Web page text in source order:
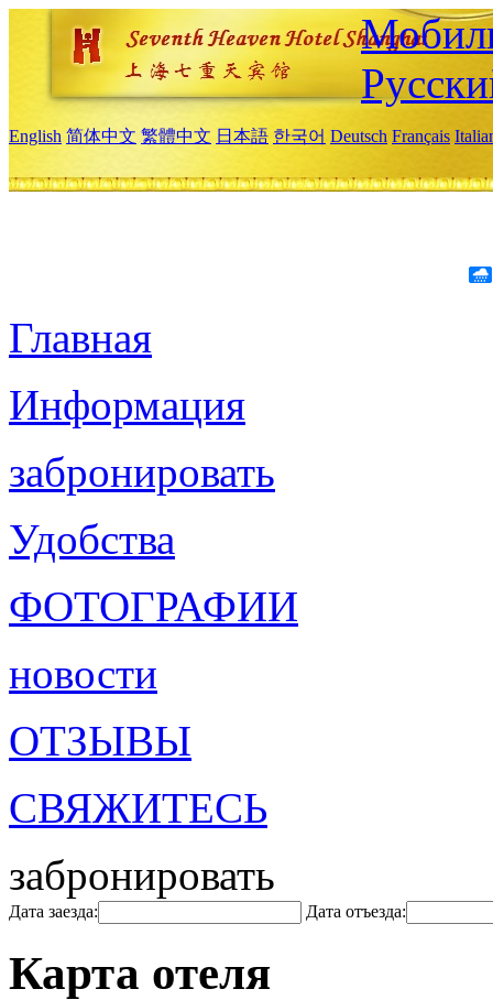
English 简体中文 繁體中文 日本語 한국어 Deutsch Français
Главная
Информация
забронировать
Удобства
ФОТОГРАФИИ
новости
ОТЗЫВЫ
СВЯЖИТЕСЬ
забронировать
Дата заезда: Дата отъезда:
Карта отеля